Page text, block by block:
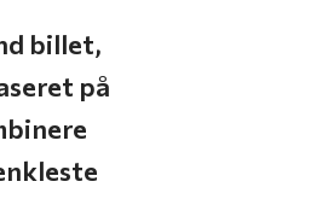
billet,
på